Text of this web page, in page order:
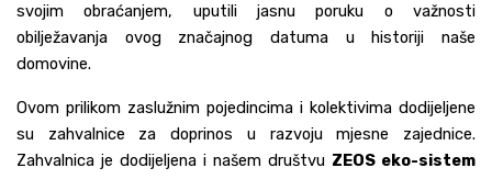
svojim obraćanjem, uputili jasnu poruku o važnosti
obilježavanja ovog značajnog datuma u historiji naše
domovine.
Ovom prilikom zaslužnim pojedincima i kolektivima dodijeljene
su zahvalnice za doprinos u razvoju mjesne zajednice.
Zahvalnica je dodijeljena i našem društvu ZEOS eko-sistem